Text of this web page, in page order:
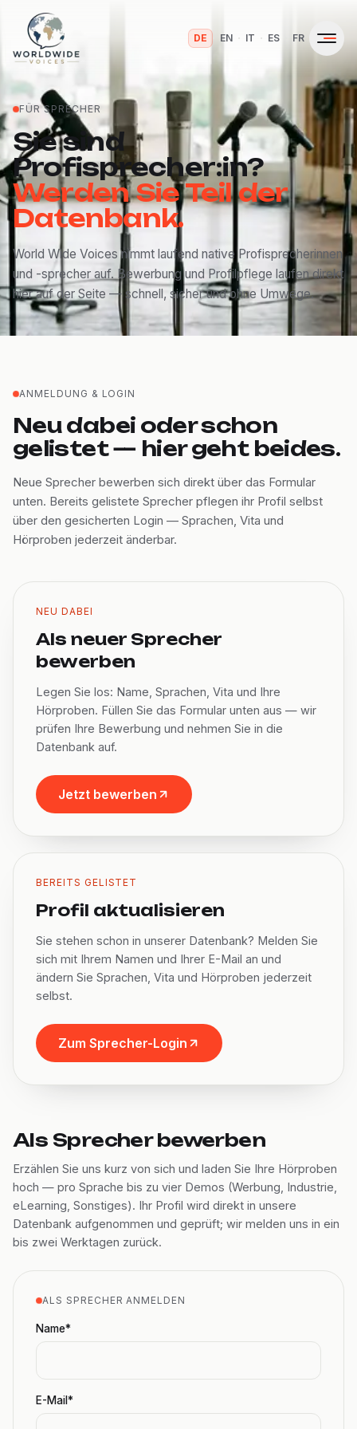
DE EN · IT · ES FR
FÜR SPRECHER
Sie sind
Profisprecher:in?
Werden Sie Teil der
Datenbank.
World Wide Voices nimmt laufend native Profisprecherinnen
und -sprecher auf. Bewerbung und Profilpflege laufen direkt
hier auf der Seite — schnell, sicher und ohne Umwege.
ANMELDUNG & LOGIN
Neu dabei oder schon
gelistet — hier geht beides.
Neue Sprecher bewerben sich direkt über das Formular
unten. Bereits gelistete Sprecher pflegen ihr Profil selbst
über den gesicherten Login — Sprachen, Vita und
Hörproben jederzeit änderbar.
NEU DABEI
Als neuer Sprecher
bewerben
Legen Sie los: Name, Sprachen, Vita und Ihre
Hörproben. Füllen Sie das Formular unten aus — wir
prüfen Ihre Bewerbung und nehmen Sie in die
Datenbank auf.
Jetzt bewerben
BEREITS GELISTET
Profil aktualisieren
Sie stehen schon in unserer Datenbank? Melden Sie
sich mit Ihrem Namen und Ihrer E-Mail an und
ändern Sie Sprachen, Vita und Hörproben jederzeit
selbst.
Zum Sprecher-Login
Als Sprecher bewerben
Erzählen Sie uns kurz von sich und laden Sie Ihre Hörproben
hoch — pro Sprache bis zu vier Demos (Werbung, Industrie,
eLearning, Sonstiges). Ihr Profil wird direkt in unsere
Datenbank aufgenommen und geprüft; wir melden uns in ein
bis zwei Werktagen zurück.
ALS SPRECHER ANMELDEN
Name*
E-Mail*